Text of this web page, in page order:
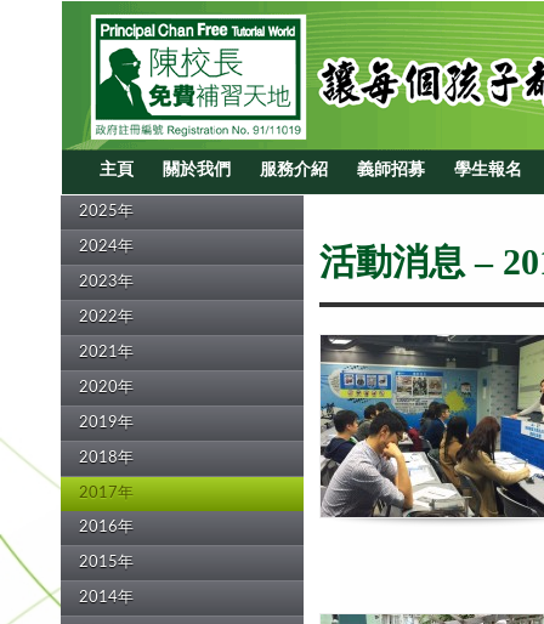
主頁 關於我們 服務介紹 義師招募 學生報名
2025年
2024年
2023年
2022年
2021年
2020年
2019年
2018年
2017年
2016年
2015年
2014年
活動消息 –